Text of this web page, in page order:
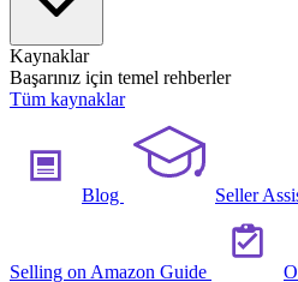
Kaynaklar
Başarınız için temel rehberler
Tüm kaynaklar
Blog Seller
Selling on Amazon Guide